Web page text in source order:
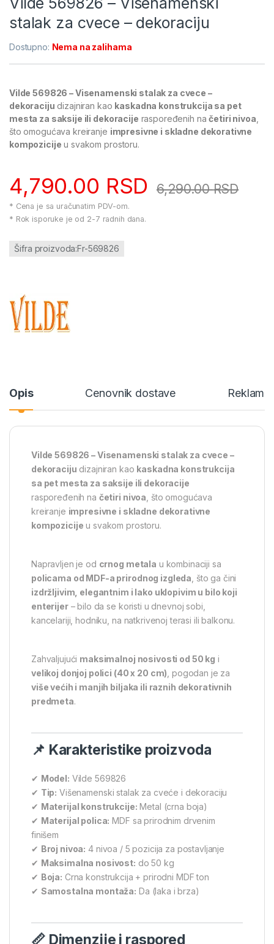
stalak za cvece – dekoraciju
Dostupno: Nema na zalihama
Vilde 569826 – Visenamenski stalak za cvece –
dekoraciju dizajniran kao kaskadna konstrukcija sa pet
mesta za saksije ili dekoracije raspoređenih načetiri nivoa
što omogućava kreiranje impresivne i skladne dekorativne
kompozicije u svakom prostoru.
4,790.00 RSD 6,290.00RSD
* Cena je sa uračunatim PDV-om.
* Rok isporuke je od 2-7 radnih dana.
Šifra proizvoda:Fr-569826
Opis Cenovnik dostave
Vilde 569826 – Visenamenski stalak za cvece –
dekoraciju dizajniran kao kaskadna konstrukcija
sa pet mesta za saksije ili dekoracije
raspoređenih na četiri nivoa , što omogućava
kreiranje impresivne i skladne dekorativne
kompozicije u svakom prostoru.
Napravljen je od crnog metala u kombinaciji sa
policama od MDF-a prirodnog izgleda , što ga čini
izdržljivim, elegantnim i lako uklopivim u bilo koji
enterijer– bilo da se koristi u dnevnoj sobi,
kancelariji, hodniku, na natkrivenoj terasi ili balkonu.
Zahvaljujući maksimalnoj nosivosti od 50 kg i
velikoj donjoj polici (40 x 20 cm) , pogodan je za
više većih i manjih biljaka ili raznih dekorativnih
predmeta.
📌 Karakteristike proizvoda
✔ Model: Vilde 569826
✔ Tip: Višenamenski stalak za cveće i dekoraciju
✔ Materijal konstrukcije: Metal (crna boja)
✔ Materijal polica: MDF sa prirodnim drvenim
finišem
✔ Broj nivoa: 4 nivoa / 5 pozicija za postavljanje
✔ Maksimalna nosivost: do 50 kg
✔ Boja: Crna konstrukcija + prirodni MDF ton
✔ Samostalna montaža: Da (laka i brza)
📏 Dimenzije i raspored